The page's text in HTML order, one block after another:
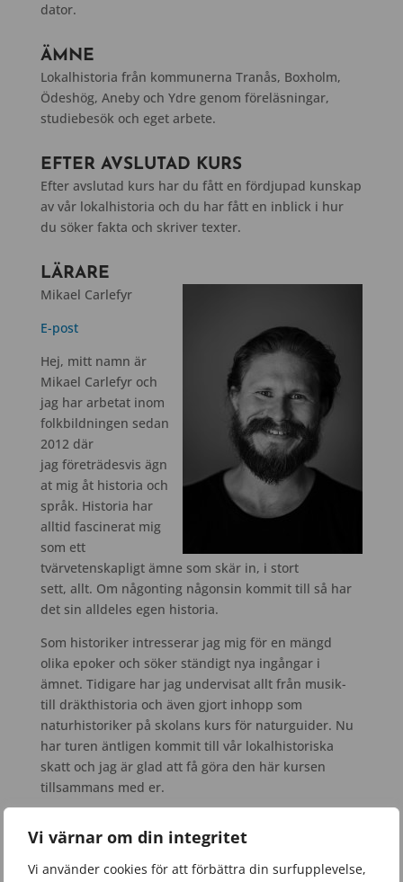
Vi värnar om din integritet
Vi använder cookies för att förbättra din surfupplevelse,
dator.
ÄMNE
Lokalhistoria från kommunerna Tranås, Boxholm,
Ödeshög, Aneby och Ydre genom föreläsningar,
studiebesök och eget arbete.
EFTER AVSLUTAD KURS
Efter avslutad kurs har du fått en fördjupad kunskap
av vår lokalhistoria och du har fått en inblick i hur
du söker fakta och skriver texter.
LÄRARE
Mikael Carlefyr
E-post
Hej, mitt namn är
Mikael Carlefyr och
jag har arbetat inom
folkbildningen sedan
2012 där
jag företrädesvis ägn
at mig åt historia och
språk. Historia har
alltid fascinerat mig
som ett
tvärvetenskapligt ämne som skär in, i stort
sett, allt. Om någonting någonsin kommit till så har
det sin alldeles egen historia.
Som historiker intresserar jag mig för en mängd
olika epoker och söker ständigt nya ingångar i
ämnet. Tidigare har jag undervisat allt från musik-
till dräkthistoria och även gjort inhopp som
naturhistoriker på skolans kurs för naturguider. Nu
har turen äntligen kommit till vår lokalhistoriska
skatt och jag är glad att få göra den här kursen
tillsammans med er.
Kurstyp:Särskild kurs